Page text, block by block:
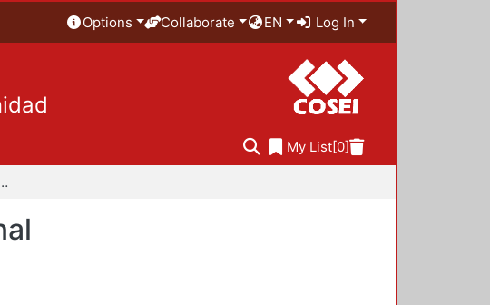
Options Collaborate EN Log In
My List[0]
Internacional